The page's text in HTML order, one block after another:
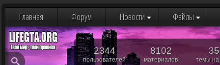
Главная Форум Новости Файлы
2344
пользователей
8102
материалов темы
Мои избранные файлы
Мои
Информация
Загрузка...
Добавление нового файла
Упс, добавлять файлы